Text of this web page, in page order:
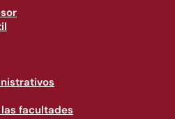
facultades